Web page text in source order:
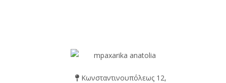
Κωνσταντινουπόλεως 12,